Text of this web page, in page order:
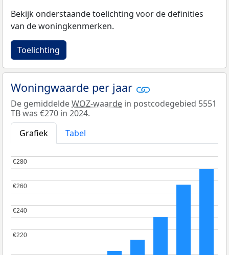
Bekijk onderstaande toelichting voor de definities
van de woningkenmerken.
Toelichting
Woningwaarde per jaar
De gemiddeldeWOZ-waarde in postcodegebied 5551
TB was €270 in 2024.
Grafiek
Tabel
€220
€220
€240
€240
€260
€260
€280
€280